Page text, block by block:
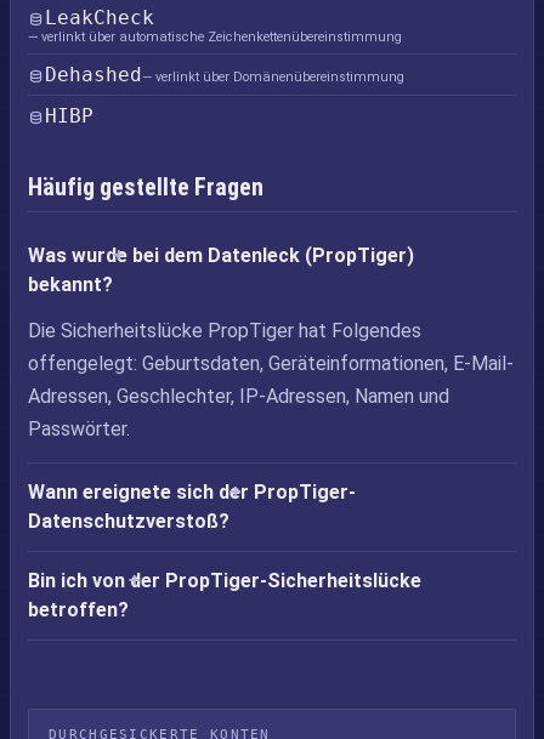
LeakCheck
— verlinkt über automatische Zeichenkettenübereinstimmung
Dehashed— verlinkt über Domänenübereinstimmung
HIBP
Häufig gestellte Fragen
Was wurde bei dem Datenleck (PropTiger)
bekannt?
Die Sicherheitslücke PropTiger hat Folgendes
offengelegt: Geburtsdaten, Geräteinformationen, E-Mail-
Adressen, Geschlechter, IP-Adressen, Namen und
Passwörter.
Wann ereignete sich der PropTiger-
Datenschutzverstoß?
Bin ich von der PropTiger-Sicherheitslücke
betroffen?
DURCHGESICKERTE KONTEN